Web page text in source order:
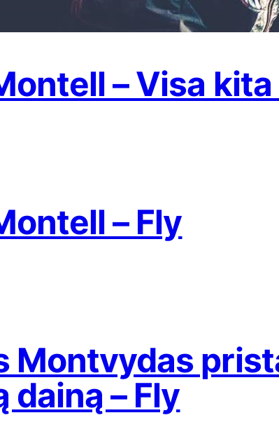
– Visa
– Fly
Montvydas
dainą – Fly